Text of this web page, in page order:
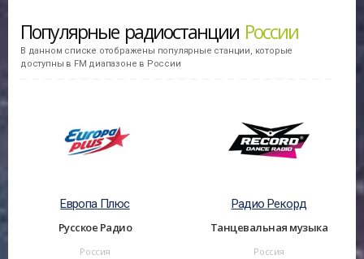
Популярные радиостанции России
В данном списке отображены популярные станции, которые
доступны в FM диапазоне в России
Европа Плюс
Русское Радио
Россия
Радио Рекорд
Танцевальная музыка
Россия